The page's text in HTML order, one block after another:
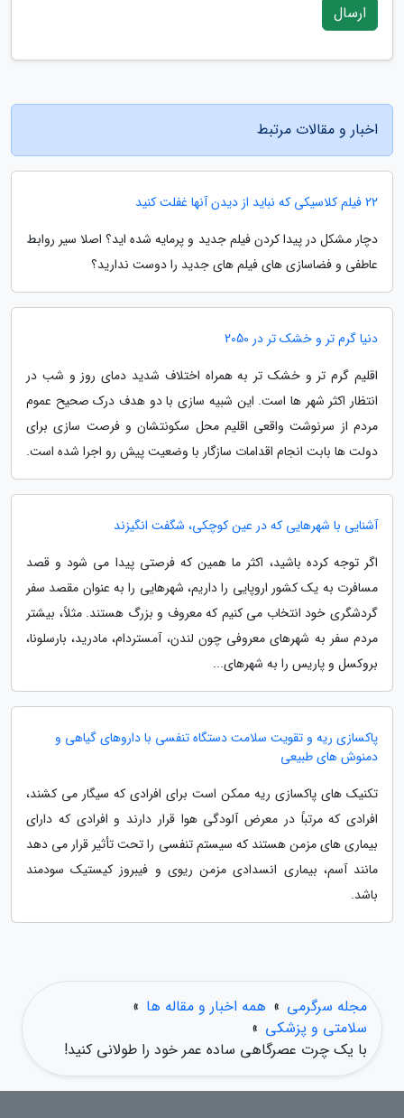
ارسال
اخبار و مقالات مرتبط
22 فیلم کلاسیکی که نباید از دیدن آنها غفلت کنید
دچار مشکل در پیدا کردن فیلم جدید و پرمایه شده اید؟ اصلا سیر روابط
عاطفی و فضاسازی های فیلم های جدید را دوست ندارید؟
دنیا گرم تر و خشک تر در 2050
اقلیم گرم تر و خشک تر به همراه اختلاف شدید دمای روز و شب در
انتظار اکثر شهر ها است. این شبیه سازی با دو هدف درک صحیح عموم
مردم از سرنوشت واقعی اقلیم محل سکونتشان و فرصت سازی برای
دولت ها بابت انجام اقدامات سازگار با وضعیت پیش رو اجرا شده است.
آشنایی با شهرهایی که در عین کوچکی، شگفت انگیزند
اگر توجه کرده باشید، اکثر ما همین که فرصتی پیدا می شود و قصد
مسافرت به یک کشور اروپایی را داریم، شهرهایی را به عنوان مقصد سفر
گردشگری خود انتخاب می کنیم که معروف و بزرگ هستند. مثلاً، بیشتر
مردم سفر به شهرهای معروفی چون لندن، آمستردام، مادرید، بارسلونا،
بروکسل و پاریس را به شهرهای...
پاکسازی ریه و تقویت سلامت دستگاه تنفسی با داروهای گیاهی و
دمنوش های طبیعی
تکنیک های پاکسازی ریه ممکن است برای افرادی که سیگار می کشند،
افرادی که مرتباً در معرض آلودگی هوا قرار دارند و افرادی که دارای
بیماری های مزمن هستند که سیستم تنفسی را تحت تأثیر قرار می دهد
مانند آسم، بیماری انسدادی مزمن ریوی و فیبروز کیستیک سودمند
باشد.
مجله سرگرمی » همه اخبار و مقاله ها »
سلامتی و پزشکی »
با یک چرت عصرگاهی ساده عمر خود را طولانی کنید!